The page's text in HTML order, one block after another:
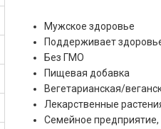
Мужское здоровье
Поддерживает
Без ГМО
Пищевая добавка
Вегетарианская/
Лекарственные
Семейное предприятие,